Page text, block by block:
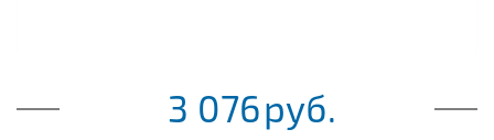
3 076руб.